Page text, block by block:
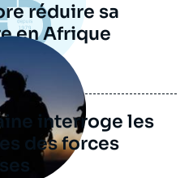
réduire sa
en Afrique
interroge les
des forces